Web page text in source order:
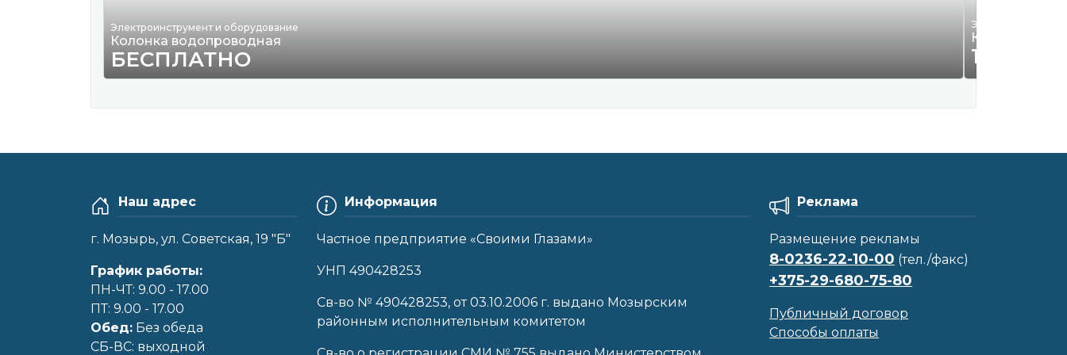
Электроинструмент и оборудование
Колонка водопроводная
БЕСПЛАТНО
Компрессор
155
Наш адрес
г. Мозырь, ул. Советская, 19 "Б"
График работы:
ПН-ЧТ: 9.00 - 17.00
ПТ: 9.00 - 17.00
Обед: Без обеда
CБ-ВС: выходной
Информация
Частное предприятие «Своими Глазами»
УНП 490428253
Cв-во № 490428253, от 03.10.2006 г. выдано Мозырским
районным исполнительным комитетом
Реклама
Размещение рекламы
8-0236-22-10-00 (тел./факс)
+375-29-680-75-80
Публичный договор
Способы оплаты